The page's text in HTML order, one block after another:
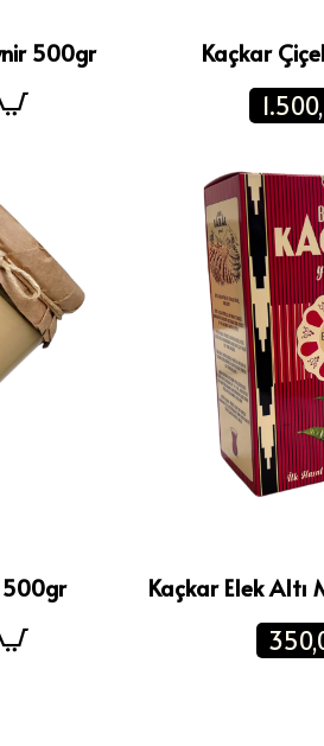
500gr Kaçkar
500gr Kaçkar Elek Altı